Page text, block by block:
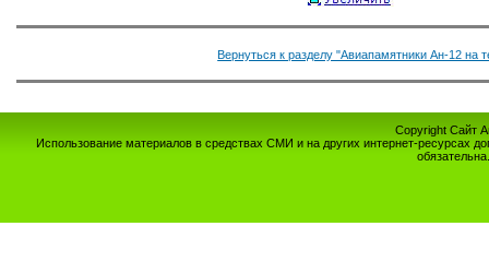
Вернуться к разделу "Авиапамятники Ан-12 на
Copyright Сайт
Использование материалов в средствах СМИ и на других интернет-ресурсах
обязательна.